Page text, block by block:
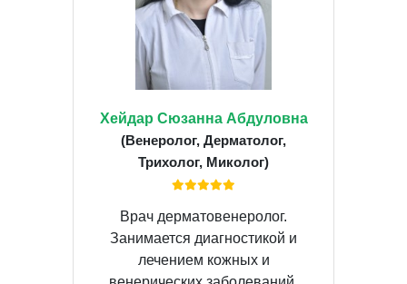
Хейдар Сюзанна Абдуловна
(Венеролог, Дерматолог,
Трихолог, Миколог)
Врач дерматовенеролог.
Занимается диагностикой и
лечением кожных и